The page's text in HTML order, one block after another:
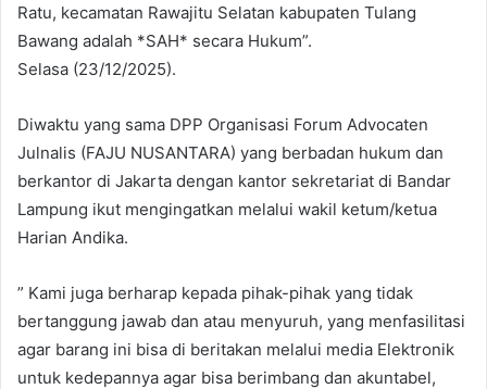
Ratu, kecamatan Rawajitu Selatan kabupaten Tulang
Bawang adalah *SAH* secara Hukum”.
Selasa (23/12/2025).
Diwaktu yang sama DPP Organisasi Forum Advocaten
Julnalis (FAJU NUSANTARA) yang berbadan hukum dan
berkantor di Jakarta dengan kantor sekretariat di Bandar
Lampung ikut mengingatkan melalui wakil ketum/ketua
Harian Andika.
” Kami juga berharap kepada pihak-pihak yang tidak
bertanggung jawab dan atau menyuruh, yang menfasilitasi
agar barang ini bisa di beritakan melalui media Elektronik
untuk kedepannya agar bisa berimbang dan akuntabel,